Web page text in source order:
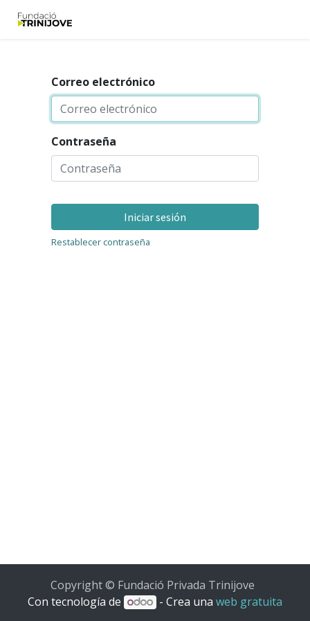
Correo electrónico
Contraseña
Iniciar sesión
Restablecer contraseña
Copyright © Fundació Privada Trinijove
Con tecnología de
- Crea una web gratuita